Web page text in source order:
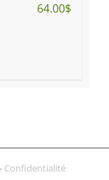
64.00$
Confidentialité